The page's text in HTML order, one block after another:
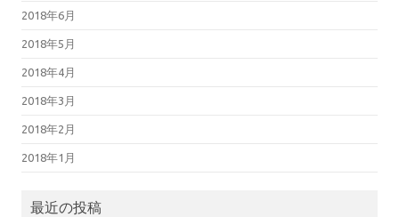
2018年6月
2018年5月
2018年4月
2018年3月
2018年2月
2018年1月
最近の投稿